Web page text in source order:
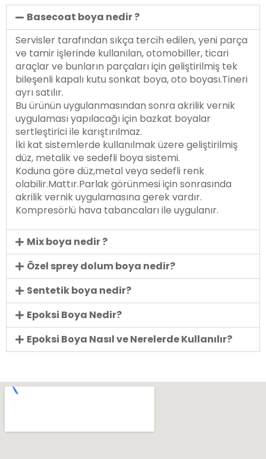
Basecoat boya nedir ?
Servisler tarafından sıkça tercih edilen, yeni parça
ve tamir işlerinde kullanılan, otomobiller, ticari
araçlar ve bunların parçaları için geliştirilmiş tek
bileşenli kapalı kutu sonkat boya, oto boyası.Tineri
ayrı satılır.
Bu ürünün uygulanmasından sonra akrilik vernik
uygulaması yapılacağı için bazkat boyalar
sertleştirici ile karıştırılmaz.
İki kat sistemlerde kullanılmak üzere geliştirilmiş
düz, metalik ve sedefli boya sistemi.
Koduna göre düz,metal veya sedefli renk
olabilir.Mattır.Parlak görünmesi için sonrasında
akrilik vernik uygulamasına gerek vardır.
Kompresörlü hava tabancaları ile uygulanır.
Mix boya nedir ?
Özel sprey dolum boya nedir?
Sentetik boya nedir?
Epoksi Boya Nedir?
Epoksi Boya Nasıl ve Nerelerde Kullanılır?